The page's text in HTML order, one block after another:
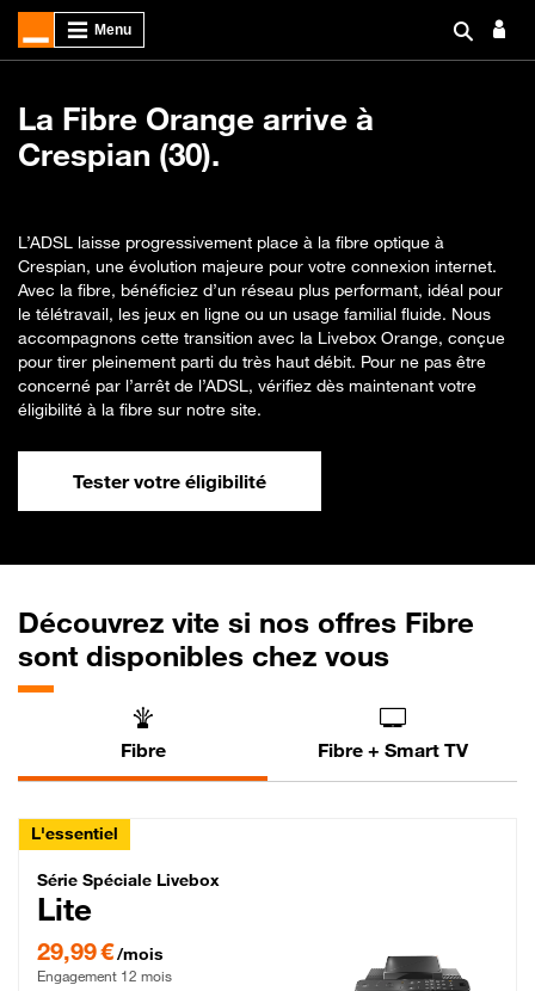
La Fibre Orange arrive à
Crespian (30).
L’ADSL laisse progressivement place à la fibre optique à
Crespian, une évolution majeure pour votre connexion internet.
Avec la fibre, bénéficiez d’un réseau plus performant, idéal pour
le télétravail, les jeux en ligne ou un usage familial fluide. Nous
accompagnons cette transition avec la Livebox Orange, conçue
pour tirer pleinement parti du très haut débit. Pour ne pas être
concerné par l’arrêt de l’ADSL, vérifiez dès maintenant votre
éligibilité à la fibre sur notre site.
Tester votre éligibilité
Découvrez vite si nos offres Fibre
sont disponibles chez vous
Fibre Fibre + Smart TV
L'essentiel
Série Spéciale Livebox Lite Fibre
Série Spéciale Livebox
Lite
29,99 €/mois
Engagement 12 mois